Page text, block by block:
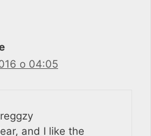
o 04:05
and I like the